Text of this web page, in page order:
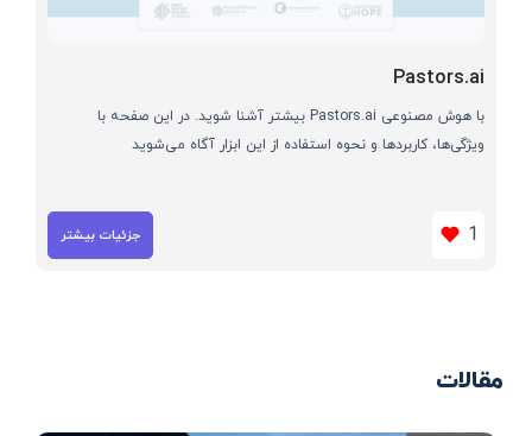
Pastors.ai
با هوش مصنوعی Pastors.ai بیشتر آشنا شوید. در این صفحه با
ویژگی‌ها، کاربردها و نحوه استفاده از این ابزار آگاه می‌شوید
1 جزئیات بیشتر
مقالات